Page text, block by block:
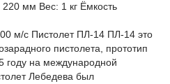
220 мм Вес: 1 кг Ёмкость
м/с Пистолет ПЛ-14 ПЛ-14 это
пистолета, прототип
году на международной
Лебедева был